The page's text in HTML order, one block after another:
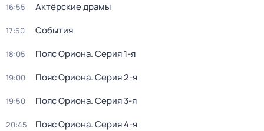
16:55 Актёрские драмы
17:50 События
18:05 Пояс Ориона. Серия 1-я
19:00 Пояс Ориона. Серия 2-я
19:50 Пояс Ориона. Серия 3-я
20:45 Пояс Ориона. Серия 4-я